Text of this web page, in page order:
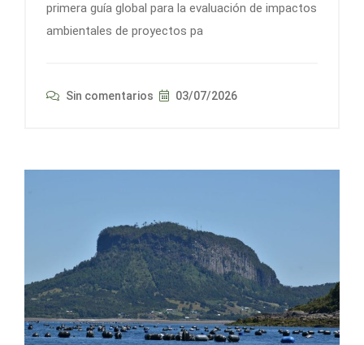
primera guía global para la evaluación de impactos
ambientales de proyectos pa
Sin comentarios 03/07/2026